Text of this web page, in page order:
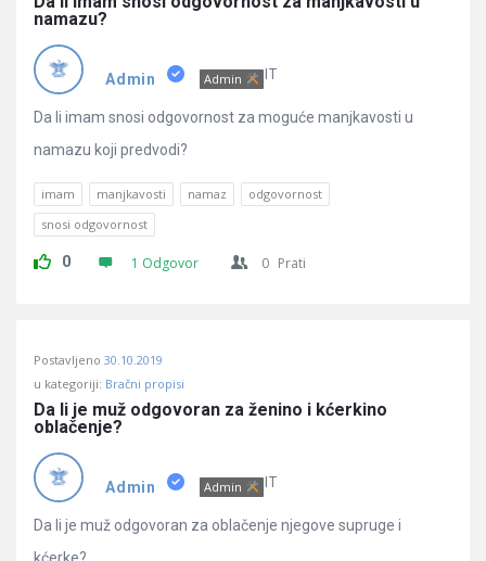
namazu?
Admin Admin IT
Da li imam snosi odgovornost za moguće manjkavosti u
namazu koji predvodi?
imam manjkavosti namaz
odgovornost
snosi odgovornost
0 1 Odgovor 0 Prati
Postavljeno 30.10.2019
u kategoriji: Bračni propisi
Da li je muž odgovoran za ženino i kćerkino
oblačenje?
Admin Admin IT
Da li je muž odgovoran za oblačenje njegove supruge i